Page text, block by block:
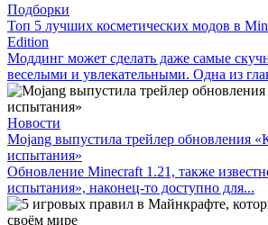
Подборки
Топ 5 лучших косметических модов в
Edition
Моддинг может сделать даже самые
веселыми и увлекательными. Одна из
Новости
Mojang выпустила трейлер обновления
испытания»
Обновление Minecraft 1.21, также
испытания», наконец-то доступно для...